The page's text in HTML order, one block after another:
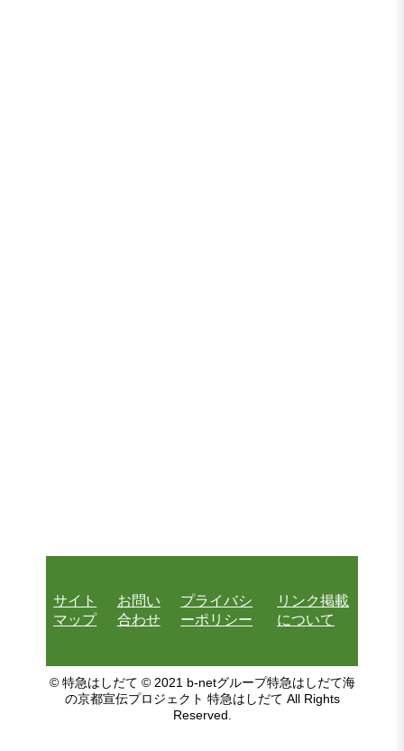
サイト
マップ
お問い
合わせ
プライバシ
ーポリシー
リンク掲載
について
© 特急はしだて © 2021 b-netグループ特急はしだて海
の京都宣伝プロジェクト 特急はしだて All Rights
Reserved.